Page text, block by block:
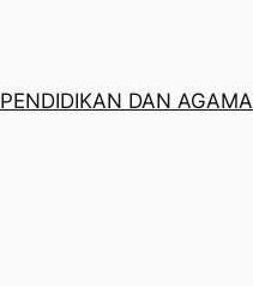
PENDIDIKAN DAN AGAMA